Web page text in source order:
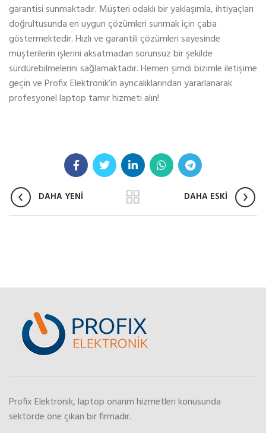
garantisi sunmaktadır. Müşteri odaklı bir yaklaşımla, ihtiyaçları
doğrultusunda en uygun çözümleri sunmak için çaba
göstermektedir. Hızlı ve garantili çözümleri sayesinde
müşterilerin işlerini aksatmadan sorunsuz bir şekilde
sürdürebilmelerini sağlamaktadır. Hemen şimdi bizimle iletişime
geçin ve Profix Elektronik’in ayrıcalıklarından yararlanarak
profesyonel laptop tamir hizmeti alın!
DAHA YENİ DAHA ESKİ
Profix Elektronik, laptop onarım hizmetleri konusunda
sektörde öne çıkan bir firmadır.